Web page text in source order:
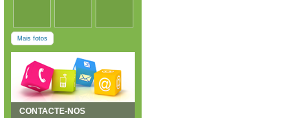
Mais fotos
CONTACTE-NOS